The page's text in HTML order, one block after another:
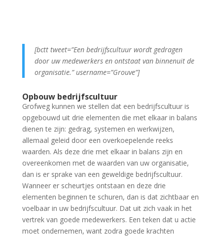
[bctt tweet=”Een bedrijfscultuur wordt gedragen
door uw medewerkers en ontstaat van binnenuit de
organisatie.” username=”Grouve”]
Opbouw bedrijfscultuur
Grofweg kunnen we stellen dat een bedrijfscultuur is
opgebouwd uit drie elementen die met elkaar in balans
dienen te zijn: gedrag, systemen en werkwijzen,
allemaal geleid door een overkoepelende reeks
waarden. Als deze drie met elkaar in balans zijn en
overeenkomen met de waarden van uw organisatie,
dan is er sprake van een geweldige bedrijfscultuur.
Wanneer er scheurtjes ontstaan en deze drie
elementen beginnen te schuren, dan is dat zichtbaar en
voelbaar in uw bedrijfscultuur. Dat uit zich vaak in het
vertrek van goede medewerkers. Een teken dat u actie
moet ondernemen, want zodra goede krachten